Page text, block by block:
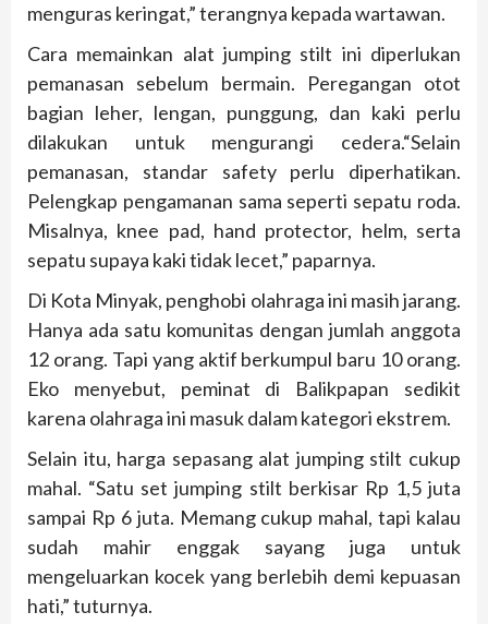
menguras keringat,” terangnya kepada wartawan.
Cara memainkan alat jumping stilt ini diperlukan
pemanasan sebelum bermain. Peregangan otot
bagian leher, lengan, punggung, dan kaki perlu
dilakukan untuk mengurangi cedera.“Selain
pemanasan, standar safety perlu diperhatikan.
Pelengkap pengamanan sama seperti sepatu roda.
Misalnya, knee pad, hand protector, helm, serta
sepatu supaya kaki tidak lecet,” paparnya.
Di Kota Minyak, penghobi olahraga ini masih jarang.
Hanya ada satu komunitas dengan jumlah anggota
12 orang. Tapi yang aktif berkumpul baru 10 orang.
Eko menyebut, peminat di Balikpapan sedikit
karena olahraga ini masuk dalam kategori ekstrem.
Selain itu, harga sepasang alat jumping stilt cukup
mahal. “Satu set jumping stilt berkisar Rp 1,5 juta
sampai Rp 6 juta. Memang cukup mahal, tapi kalau
sudah mahir enggak sayang juga untuk
mengeluarkan kocek yang berlebih demi kepuasan
hati,” tuturnya.